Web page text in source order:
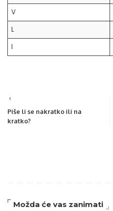
V
L
I
Piše li se nakratko ili na
kratko?
Možda će vas zanimati